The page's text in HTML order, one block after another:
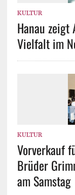
KULTUR
Hanau
Vielfalt im
KULTUR
Vorverkauf
Brüder
am Samstag